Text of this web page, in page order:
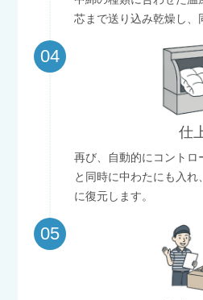
芯まで送り込み乾燥し、
04
仕
再び、自動的にコントロ
と同時に中わたにも入れ
に復元します。
05